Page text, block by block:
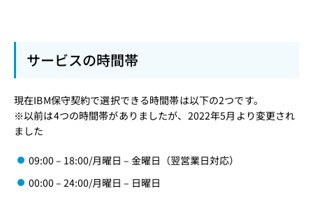
サービスの時間帯
現在IBM保守契約で選択できる時間帯は以下の2つです。
※以前は4つの時間帯がありましたが、2022年5月より変更され
ました
09:00 – 18:00/月曜日 – 金曜日（翌営業日対応）
00:00 – 24:00/月曜日 – 日曜日